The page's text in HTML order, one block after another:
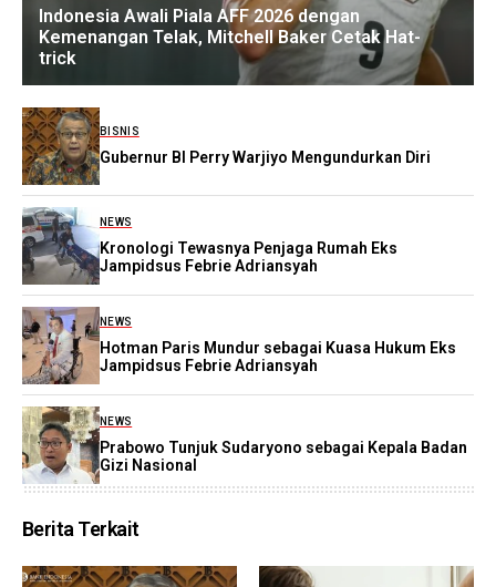
Indonesia Awali Piala AFF 2026 dengan
Kemenangan Telak, Mitchell Baker Cetak Hat-
trick
BISNIS
Gubernur BI Perry Warjiyo Mengundurkan Diri
NEWS
Kronologi Tewasnya Penjaga Rumah Eks
Jampidsus Febrie Adriansyah
NEWS
Hotman Paris Mundur sebagai Kuasa Hukum Eks
Jampidsus Febrie Adriansyah
NEWS
Prabowo Tunjuk Sudaryono sebagai Kepala Badan
Gizi Nasional
Berita Terkait